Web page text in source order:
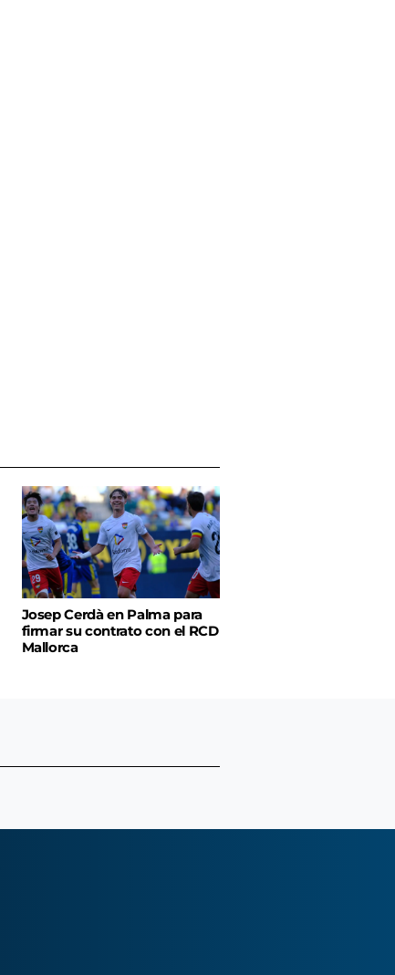
Josep Cerdà en Palma para
firmar su contrato con el RCD
Mallorca